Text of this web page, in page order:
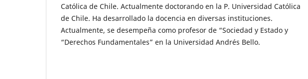
Católica de Chile. Actualmente doctorando en la P. Universidad Católica
de Chile. Ha desarrollado la docencia en diversas instituciones.
Actualmente, se desempeña como profesor de “Sociedad y Estado y
“Derechos Fundamentales” en la Universidad Andrés Bello.